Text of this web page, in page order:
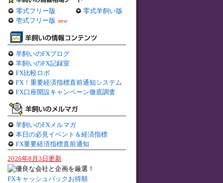
零式フリー版
零式羊飼い版
壱式フリー版 new
羊飼いのFXブログ
羊飼いのFX記録室
FX比較ロボ
FX！重要経済指標直前通知システム
FX口座開設キャンペーン徹底調査
羊飼いのFXメルマガ
本日の必見イベント＆経済指標
FX重要経済指標直前通知
2026年8月3日更新
FXキャッシュバックお得順